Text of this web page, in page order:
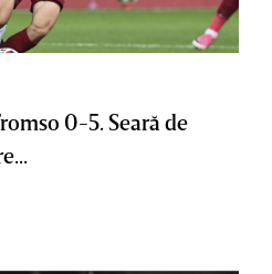
0-5. Seară de